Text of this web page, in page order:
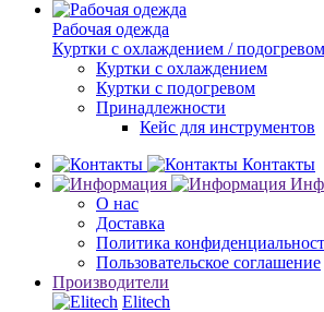
Рабочая одежда
Куртки с охлаждением / подогревом
Куртки с охлаждением
Куртки с подогревом
Принадлежности
Кейс для инструментов
Контакты
О нас
Доставка
Политика
Пользовательское соглашение
Производители
Elitech